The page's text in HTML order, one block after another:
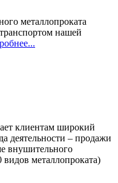
металлопроката
нашей
клиентам широкий
деятельности – продажи
внушительного
металлопроката)